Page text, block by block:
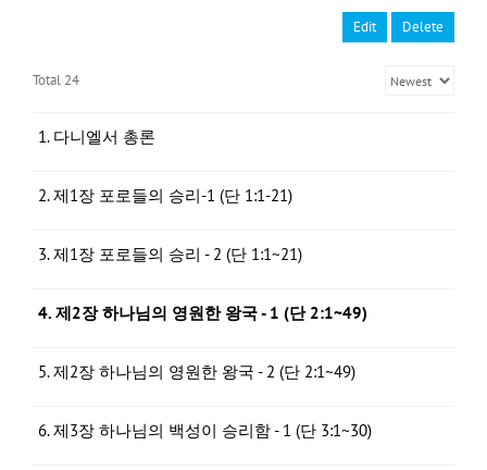
Edit Delete
Total 24
1. 다니엘서 총론
2. 제1장 포로들의 승리-1 (단 1:1-21)
3. 제1장 포로들의 승리 - 2 (단 1:1~21)
4. 제2장 하나님의 영원한 왕국 - 1 (단 2:1~49)
5. 제2장 하나님의 영원한 왕국 - 2 (단 2:1~49)
6. 제3장 하나님의 백성이 승리함 - 1 (단 3:1~30)